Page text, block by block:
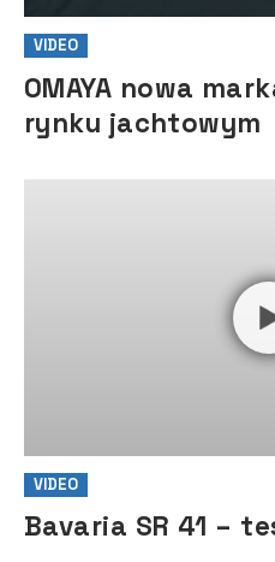
VIDEO
OMAYA nowa
rynku jachtowym
VIDEO
Bavaria SR 41 –